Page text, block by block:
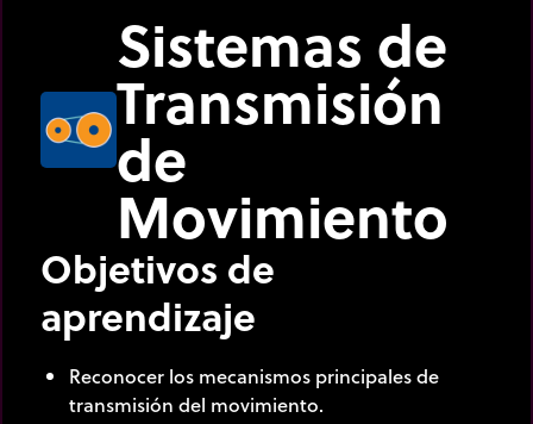
Sistemas de
Transmisión
de
Movimiento
Objetivos de
aprendizaje
Reconocer los mecanismos principales de
transmisión del movimiento.